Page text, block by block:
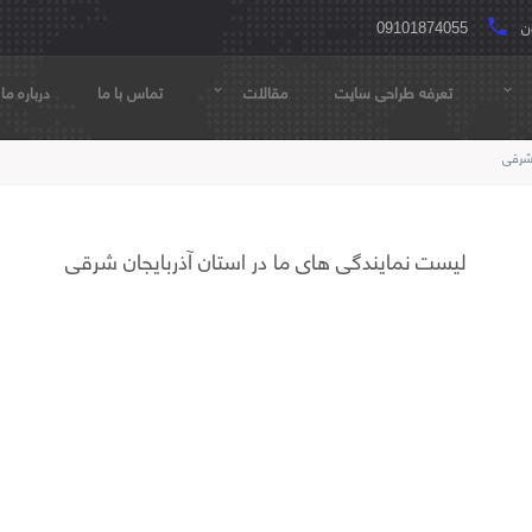
local_phone
09101874055
expand_more تعرفه طراحی سایت مقالات expand_more تماس با ما درباره ما
شرقی
لیست نمایندگی های ما در استان آذربایجان شرقی